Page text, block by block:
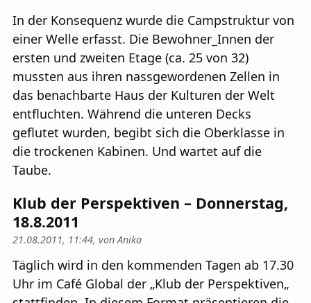
In der Konsequenz wurde die Campstruktur von
einer Welle erfasst. Die Bewohner_Innen der
ersten und zweiten Etage (ca. 25 von 32)
mussten aus ihren nassgewordenen Zellen in
das benachbarte Haus der Kulturen der Welt
entfluchten. Während die unteren Decks
geflutet wurden, begibt sich die Oberklasse in
die trockenen Kabinen. Und wartet auf die
Taube.
Klub der Perspektiven – Donnerstag,
18.8.2011
21.08.2011, 11:44, vonAnika
Täglich wird in den kommenden Tagen ab 17.30
Uhr im Café Global der „Klub der Perspektiven„